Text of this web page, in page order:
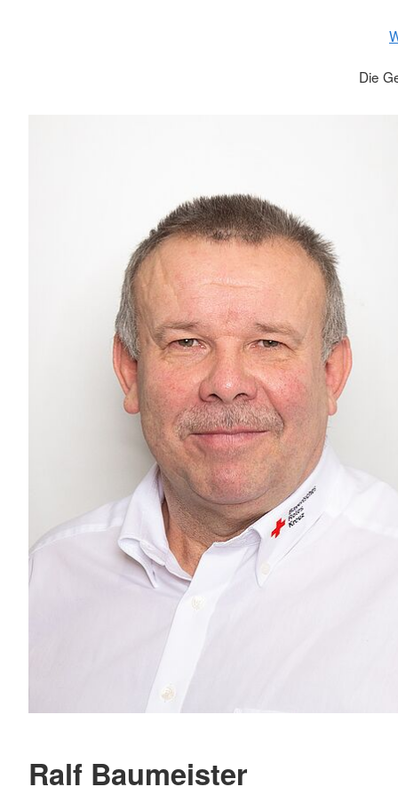
Die
Ralf Baumeister